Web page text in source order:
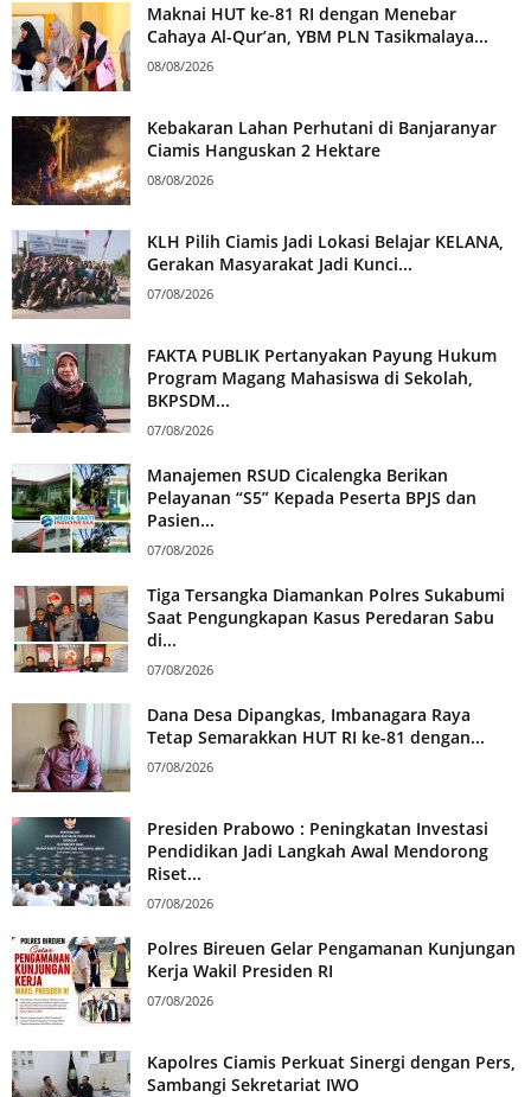
Maknai HUT ke-81 RI dengan Menebar
Cahaya Al-Qur’an, YBM PLN Tasikmalaya...
08/08/2026
Kebakaran Lahan Perhutani di Banjaranyar
Ciamis Hanguskan 2 Hektare
08/08/2026
KLH Pilih Ciamis Jadi Lokasi Belajar KELANA,
Gerakan Masyarakat Jadi Kunci...
07/08/2026
FAKTA PUBLIK Pertanyakan Payung Hukum
Program Magang Mahasiswa di Sekolah,
BKPSDM...
07/08/2026
Manajemen RSUD Cicalengka Berikan
Pelayanan “S5” Kepada Peserta BPJS dan
Pasien...
07/08/2026
Tiga Tersangka Diamankan Polres Sukabumi
Saat Pengungkapan Kasus Peredaran Sabu
di...
07/08/2026
Dana Desa Dipangkas, Imbanagara Raya
Tetap Semarakkan HUT RI ke-81 dengan...
07/08/2026
Presiden Prabowo : Peningkatan Investasi
Pendidikan Jadi Langkah Awal Mendorong
Riset...
07/08/2026
Polres Bireuen Gelar Pengamanan Kunjungan
Kerja Wakil Presiden RI
07/08/2026
Kapolres Ciamis Perkuat Sinergi dengan Pers,
Sambangi Sekretariat IWO